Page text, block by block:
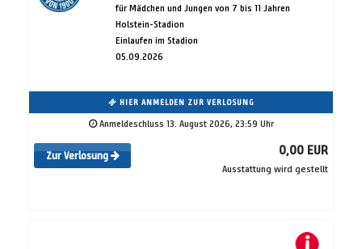
für Mädchen und Jungen von 7 bis 11 Jahren
Holstein-Stadion
Einlaufen im Stadion
05.09.2026
HIER ANMELDEN ZUR VERLOSUNG
Anmeldeschluss 13. August 2026, 23:59 Uhr
Zur Verlosung 0,00 EUR
Ausstattung wird gestellt